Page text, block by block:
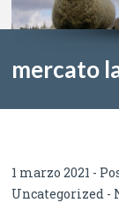
mercato
1 marzo 2021 -
Uncategorized -